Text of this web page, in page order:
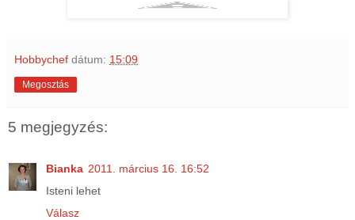
Hobbychef dátum: 15:09
Megosztás
5 megjegyzés:
Bianka 2011. március 16. 16:52
Isteni lehet
Válasz